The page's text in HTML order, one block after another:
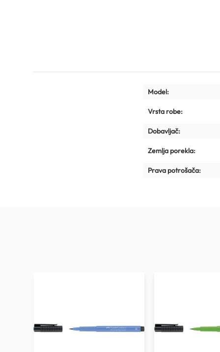
Model:
Vrsta robe:
Dobavljač:
Zemlja porekla:
Prava potrošača: